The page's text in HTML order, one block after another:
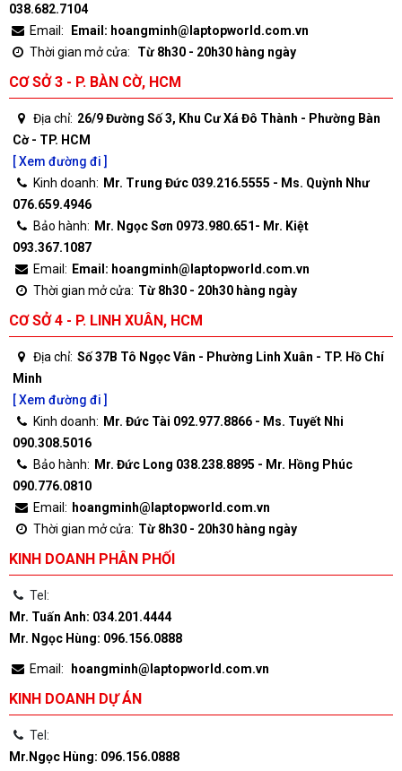
038.682.7104
Email:
Email: hoangminh@laptopworld.com.vn
Thời gian mở cửa:
Từ 8h30 - 20h30 hàng ngày
CƠ SỞ 3 - P. BÀN CỜ, HCM
Địa chỉ: 26/9 Đường Số 3, Khu Cư Xá Đô Thành - Phường Bàn
Cờ - TP. HCM
[ Xem đường đi ]
Kinh doanh: Mr. Trung Đức 039.216.5555 - Ms. Quỳnh Như
076.659.4946
Bảo hành: Mr. Ngọc Sơn 0973.980.651- Mr. Kiệt
093.367.1087
Email: Email: hoangminh@laptopworld.com.vn
Thời gian mở cửa: Từ 8h30 - 20h30 hàng ngày
CƠ SỞ 4 - P. LINH XUÂN, HCM
Địa chỉ: Số 37B Tô Ngọc Vân - Phường Linh Xuân - TP. Hồ Chí
Minh
[ Xem đường đi ]
Kinh doanh: Mr. Đức Tài 092.977.8866 - Ms. Tuyết Nhi
090.308.5016
Bảo hành: Mr. Đức Long 038.238.8895 - Mr. Hồng Phúc
090.776.0810
Email: hoangminh@laptopworld.com.vn
Thời gian mở cửa: Từ 8h30 - 20h30 hàng ngày
KINH DOANH PHÂN PHỐI
Tel:
Mr. Tuấn Anh: 034.201.4444
Mr. Ngọc Hùng: 096.156.0888
Email: hoangminh@laptopworld.com.vn
KINH DOANH DỰ ÁN
Tel:
Mr.Ngọc Hùng: 096.156.0888